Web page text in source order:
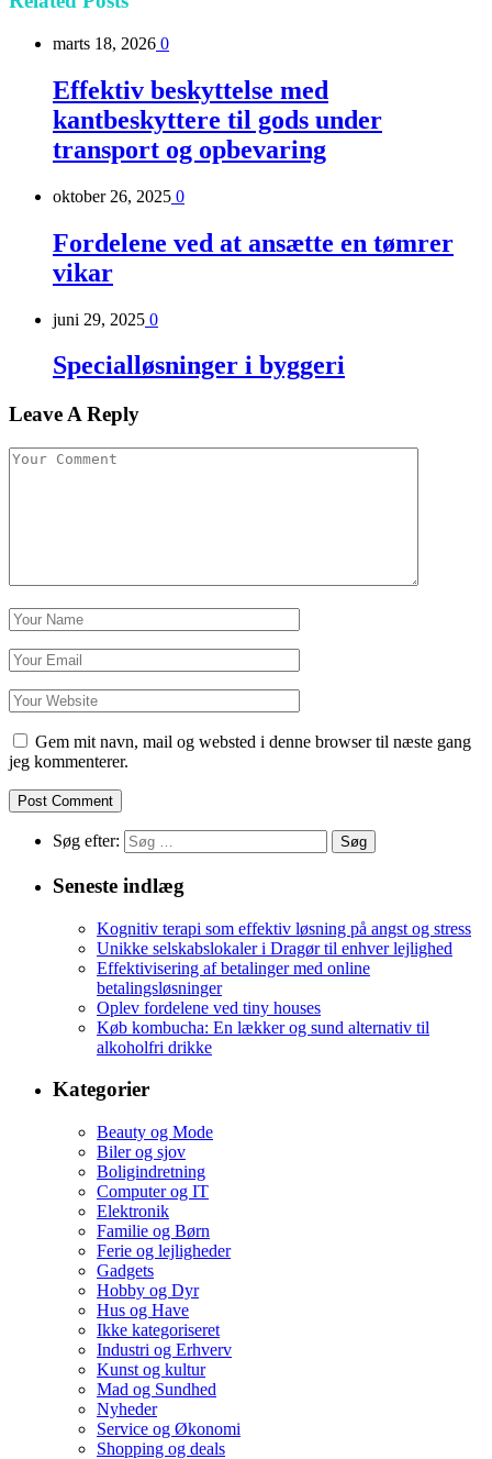
marts 18, 2026 0
Effektiv beskyttelse med
kantbeskyttere til gods under
transport og opbevaring
oktober 26, 2025 0
Fordelene ved at ansætte en tømrer
vikar
juni 29, 2025 0
Specialløsninger i byggeri
Leave A Reply
Gem mit navn, mail og websted i denne browser til næste gang
jeg kommenterer.
Søg efter:
Seneste indlæg
Kognitiv terapi som effektiv løsning på angst og stress
Unikke selskabslokaler i Dragør til enhver lejlighed
Effektivisering af betalinger med online
betalingsløsninger
Oplev fordelene ved tiny houses
Køb kombucha: En lækker og sund alternativ til
alkoholfri drikke
Kategorier
Beauty og Mode
Biler og sjov
Boligindretning
Computer og IT
Elektronik
Familie og Børn
Ferie og lejligheder
Gadgets
Hobby og Dyr
Hus og Have
Ikke kategoriseret
Industri og Erhverv
Kunst og kultur
Mad og Sundhed
Nyheder
Service og Økonomi
Shopping og deals